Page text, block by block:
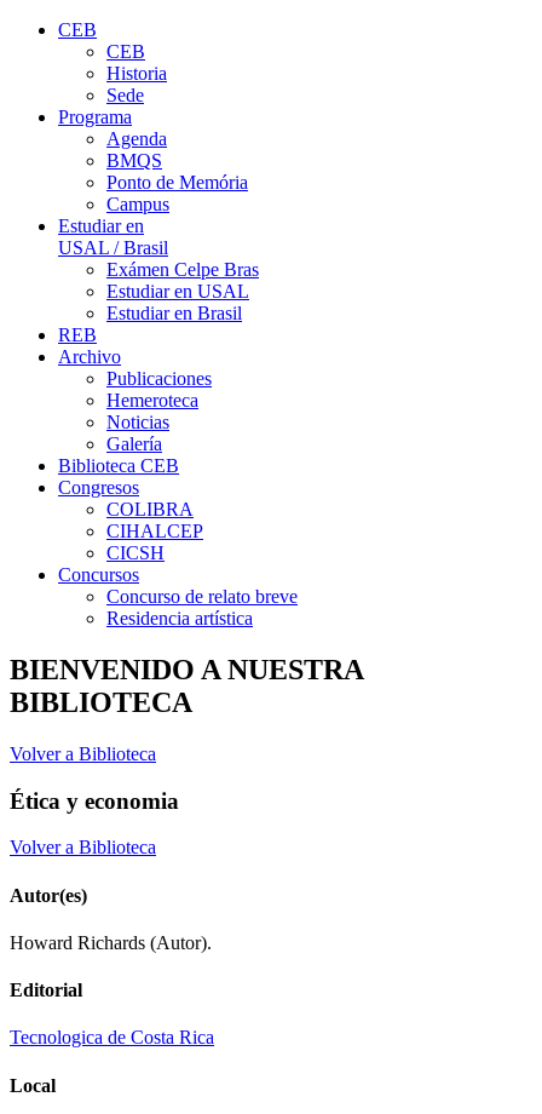
CEB
CEB
Historia
Sede
Programa
Agenda
BMQS
Ponto de Memória
Campus
Estudiar en
USAL / Brasil
Exámen Celpe Bras
Estudiar en USAL
Estudiar en Brasil
REB
Archivo
Publicaciones
Hemeroteca
Noticias
Galería
Biblioteca CEB
Congresos
COLIBRA
CIHALCEP
CICSH
Concursos
Concurso de relato breve
Residencia artística
BIENVENIDO A NUESTRA
BIBLIOTECA
Volver a Biblioteca
Ética y economia
Volver a Biblioteca
Autor(es)
Howard Richards (Autor).
Editorial
Tecnologica de Costa Rica
Local